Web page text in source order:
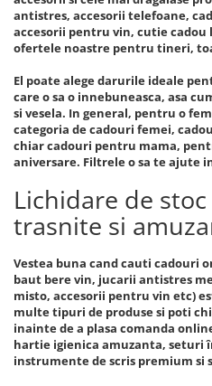
antistres, accesorii telefoane,
accesorii pentru vin, cutie
ofertele noastre pentru tineri,
El poate alege darurile ideale
care o sa o innebuneasca, asa
si vesela. In general, pentru o
categoria de cadouri femei,
chiar cadouri pentru mama,
aniversare. Filtrele o sa te ajute
Lichidare de
trasnite si
Vestea buna cand cauti cadouri
baut bere vin, jucarii antistres
misto, accesorii pentru vin etc)
multe tipuri de produse si poti
inainte de a plasa comanda
hartie igienica amuzanta, seturi
instrumente de scris premium si